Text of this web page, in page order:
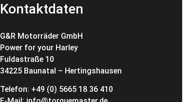
Kontaktdaten
G&R Motorräder GmbH
Power for your Harley
Fuldastraße 10
34225 Baunatal – Hertingshausen
Telefon: +49 (0) 5665 18 36 410